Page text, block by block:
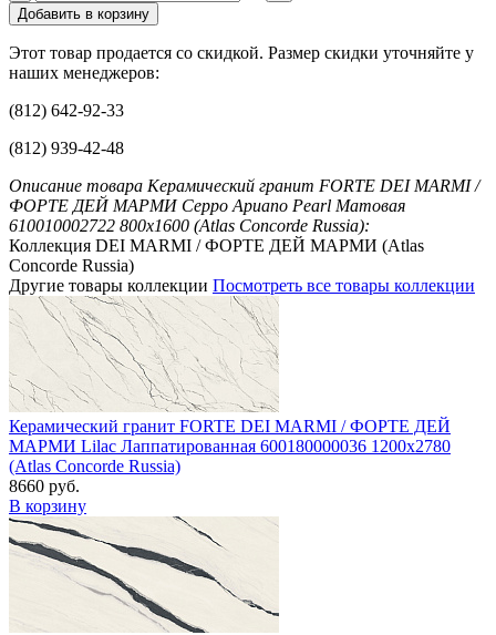
Добавить в корзину
Этот товар продается со скидкой. Размер скидки уточняйте у
наших менеджеров:
(812) 642-92-33
(812) 939-42-48
Описание товара Керамический гранит FORTE DEI MARMI /
ФОРТЕ ДЕЙ МАРМИ Ceppo Apuano Pearl Матовая
610010002722 800x1600 (Atlas Concorde Russia):
Коллекция DEI MARMI / ФОРТЕ ДЕЙ МАРМИ (Atlas
Concorde Russia)
Другие товары коллекции Посмотреть все товары коллекции
Керамический гранит FORTE DEI MARMI / ФОРТЕ ДЕЙ
МАРМИ Lilac Лаппатированная 600180000036 1200x2780
(Atlas Concorde Russia)
8660 руб.
В корзину